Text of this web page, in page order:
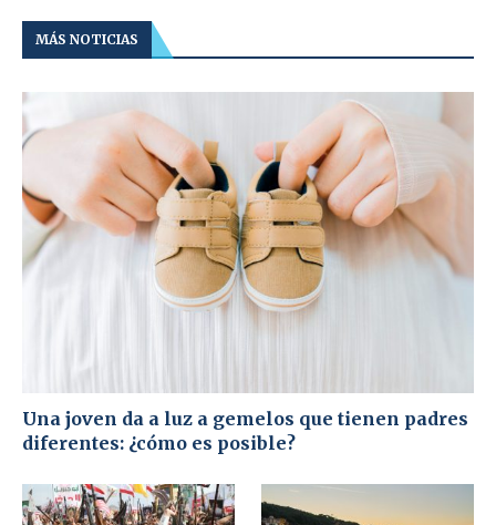
MÁS NOTICIAS
Una joven da a luz a gemelos que tienen padres
diferentes: ¿cómo es posible?